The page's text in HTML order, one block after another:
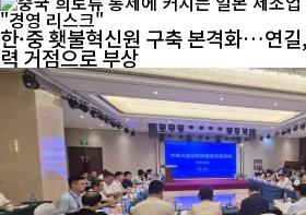
한·중 횃불혁신원 구축 본격화…연
력 거점으로 부상